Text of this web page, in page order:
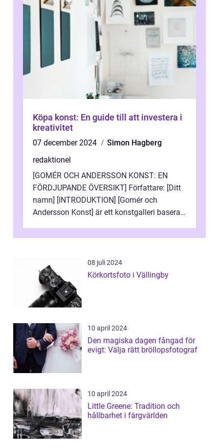
Köpa konst: En guide till att investera i
kreativitet
07 december 2024
Simon Hagberg
redaktionel
[GOMÉR OCH ANDERSSON KONST: EN
FÖRDJUPANDE ÖVERSIKT] Författare: [Ditt
namn] [INTRODUKTION] [Gomér och
Andersson Konst] är ett konstgalleri baserat
och sälj...
08 juli 2024
Körkortsfoto i Vällingby
10 april 2024
Den magiska dagen fångad för
evigt: Välja rätt bröllopsfotograf
10 april 2024
Little Greene: Tradition och
hållbarhet i färgvärlden